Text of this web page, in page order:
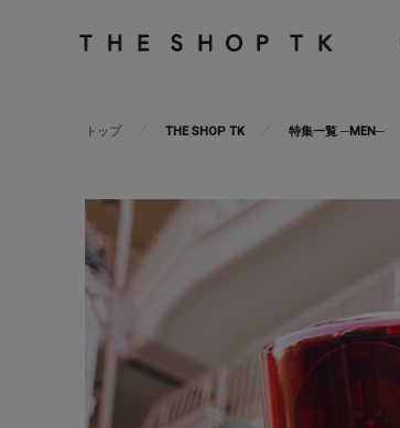
トップ THE SHOP TK 特集一覧 ─MEN─